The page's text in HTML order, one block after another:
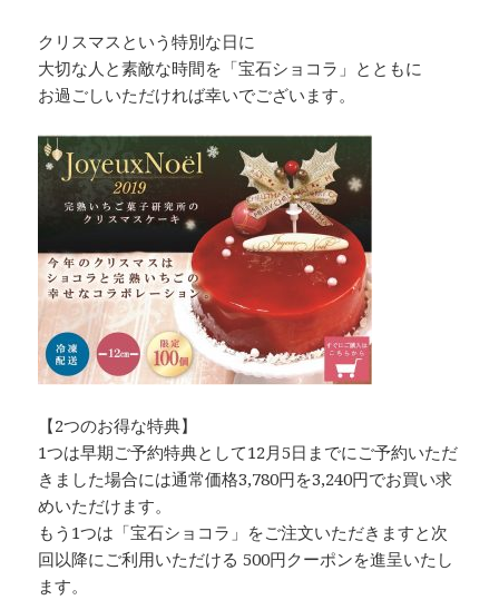
クリスマスという特別な日に
大切な人と素敵な時間を「宝石ショコラ」とともに
お過ごしいただければ幸いでございます。
【2つのお得な特典】
1つは早期ご予約特典として12月5日までにご予約いただ
きました場合には通常価格3,780円を3,240円でお買い求
めいただけます。
もう1つは「宝石ショコラ」をご注文いただきますと次
回以降にご利用いただける 500円クーポンを進呈いたし
ます。